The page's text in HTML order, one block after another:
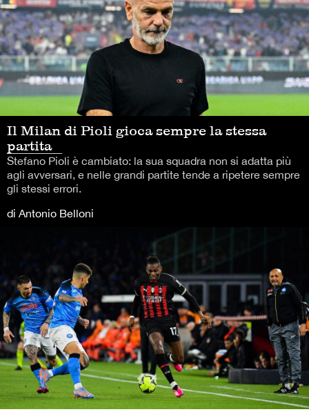
Il Milan di Pioli gioca sempre la stessa
partita
Stefano Pioli è cambiato: la sua squadra non si adatta più
agli avversari, e nelle grandi partite tende a ripetere sempre
gli stessi errori.
di Antonio Belloni